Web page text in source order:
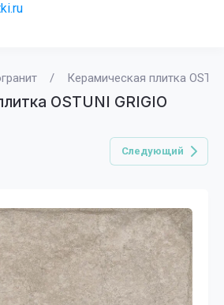
/ Керамическая плитка
OSTUNI GRIGIO
Следующий